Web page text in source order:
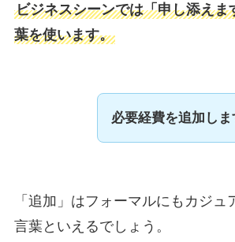
ビジネスシーンでは「申し添えま
葉を使います。
必要経費を追加しま
「追加」はフォーマルにもカジュ
言葉といえるでしょう。